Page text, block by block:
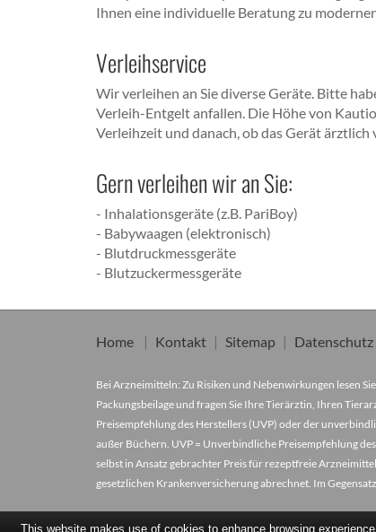
Ihnen eine individuelle Beratung zu
Verleihservice
Wir verleihen an Sie diverse Geräte. Bitte
Verleih-Entgelt anfallen. Die Höhe von
Verleihzeit und danach, ob das Gerät
Gern verleihen wir an Sie:
- Inhalationsgeräte (z.B. PariBoy)
- Babywaagen (elektronisch)
- Blutdruckmessgeräte
- Blutzuckermessgeräte
Home Kontakt Sitemap Datenschutz
Bei Arzneimitteln: Zu Risiken und Nebenwirkungen lesen
Packungsbeilage und fragen Sie Ihre Tierärztin, Ihren
Preisempfehlung des Herstellers (UVP) oder der
außer Büchern. UVP = Unverbindliche Preisempfehlung
selbst in Ansatz gebrachter Preis für rezeptfreie
gesetzlichen Krankenversicherung abrechnet. Im
This website makes use of cookies to enhance browsing